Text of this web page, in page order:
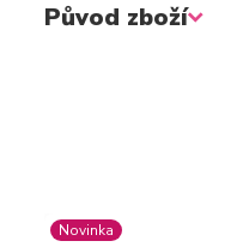
Původ zboží
Novinka